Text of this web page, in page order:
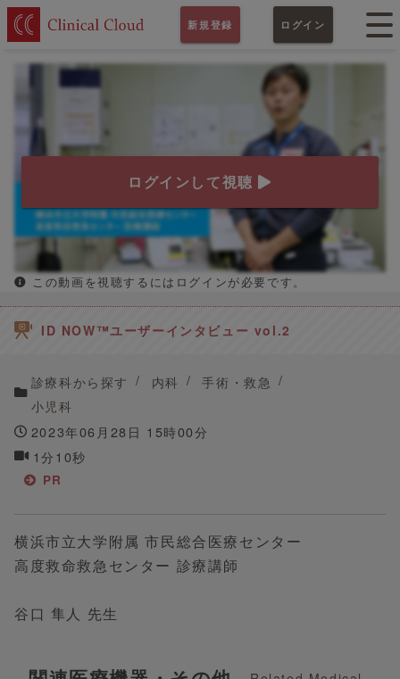
新規登録 ログイン
ログインして視聴
この動画を視聴するにはログインが必要です。
ID NOW™ユーザーインタビュー vol.2
診療科から探す 内科
手術・救急
小児科
2023年06月28日 15時00分
1分10秒
PR
横浜市立大学附属 市民総合医療センター
高度救命救急センター 診療講師
谷口 隼人 先生